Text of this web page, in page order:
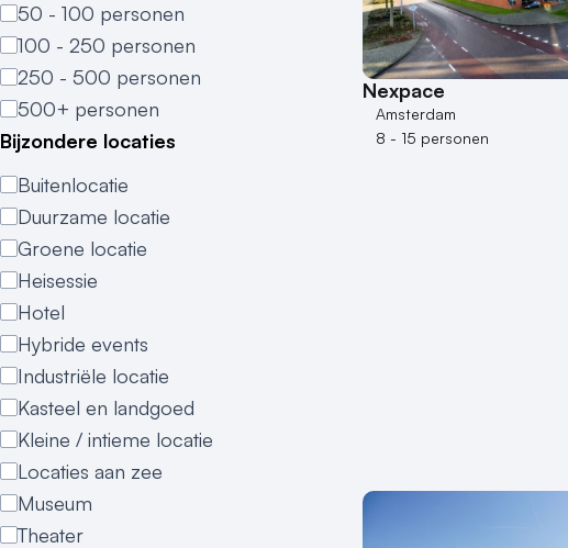
50 - 100 personen
100 - 250 personen
250 - 500 personen
500+ personen
Bijzondere locaties
Buitenlocatie
Duurzame locatie
Groene locatie
Heisessie
Hotel
Hybride events
Industriële locatie
Kasteel en landgoed
Kleine / intieme locatie
Locaties aan zee
Museum
Theater
Nexpace
Amsterdam
8 - 15 personen